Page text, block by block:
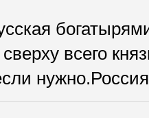
всего